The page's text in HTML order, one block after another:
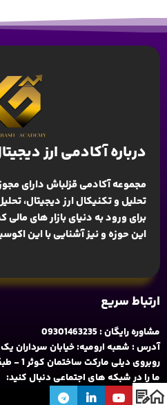
درباره آکادمی ارز
مجموعه آکادمی قزلباش دارای
تحلیل و تکنیکال ارز دیجیتال،
برای ورود به دنیای بازار های
این حوزه و نیز آشنایی با این
ارتباط سریع
مشاوره رایگان : 09301463235
آدرس : شعبه ارومیه: خیابان سرداران یک
روبروی دیلی مارکت ساختمان کوثر 1 - طبقه2 واحد 4
ما را در شبکه های اجتماعی دنبال کنید: